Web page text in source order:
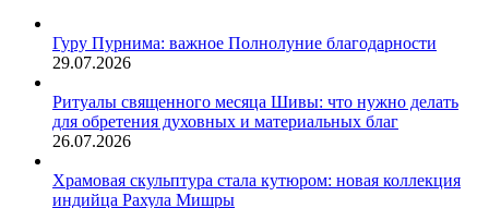
Гуру Пурнима: важное Полнолуние благодарности
29.07.2026
Ритуалы священного месяца Шивы: что нужно делать
для обретения духовных и материальных благ
26.07.2026
Храмовая скульптура стала кутюром: новая коллекция
индийца Рахула Мишры